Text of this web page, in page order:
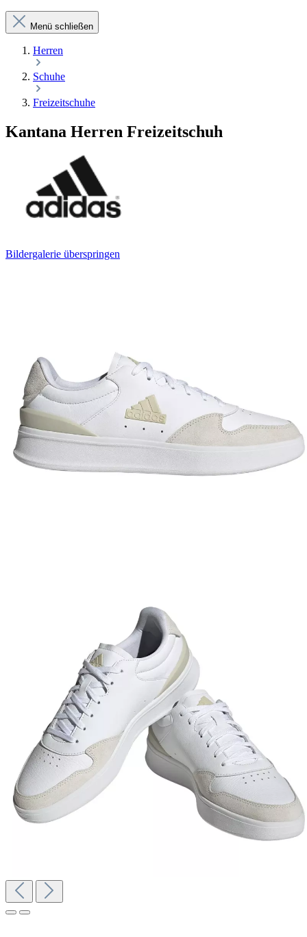
Menü schließen
Herren
Schuhe
Freizeitschuhe
Kantana Herren Freizeitschuh
Bildergalerie überspringen